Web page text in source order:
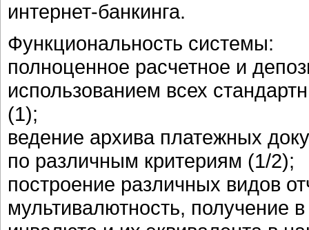
интернет-банкинга.
Функциональность системы:
полноценное расчетное и
использованием всех
(1);
ведение архива платежных
по различным критериям (1/2);
построение различных видов
мультивалютность, получение